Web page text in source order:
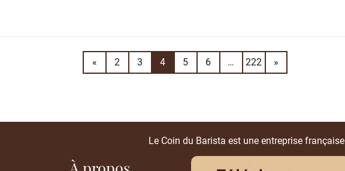
« 2 3 4 5 6 … 222 »
Le Coin du Barista est une entreprise française